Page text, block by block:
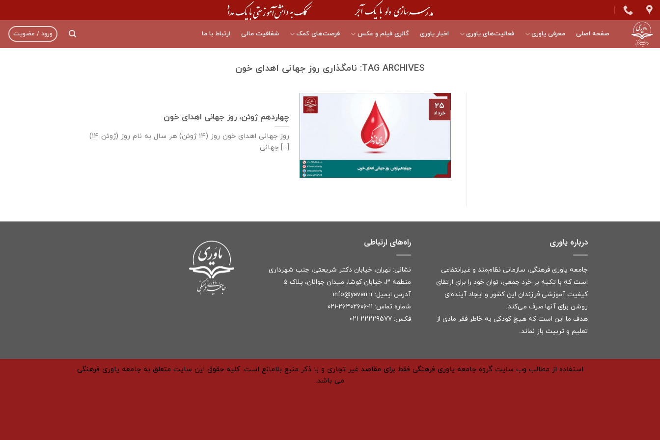
Skip
to
content
صفحه اصلی معرفی یاوری فعالیت‌های یاوری اخبار یاوری گالری فیلم و عکس فرصت‌های کمک شفافیت مالی ارتباط با ما ورود / عضویت
TAG ARCHIVES: نامگذاری روز جهانی اهدای خون
چهاردهم ژوئن، روز جهانی اهدای خون
(۱۴ ژوئن) روز جهانی اهدای خون روز (۱۴ ژوئن) هر سال به نام روز
جهانی [...]
۲۵
خرداد
درباره یاوری
جامعه یاوری فرهنگی، سازمانی نظام‌مند و غیرانتفاعی
است که با تکیه بر خرد جمعی، توان خود را برای ارتقای
کیفیت آموزشی فرزندان این کشور و ایجاد آینده‌ای
روشن برای آنها صرف می‌کند.
هدف ما این است که هیچ کودکی به خاطر فقر مادی از
تعلیم و تربیت باز نماند.
راه‌های ارتباطی
نشانی: تهران، خیابان دکتر شریعتی، جنب شهرداری
منطقه ۳، خیابان کوشا، میدان جوانان، پلاک ۵
آدرس ایمیل: info@yavari.ir
شماره تماس: ۱۱-۲۶۴۰۲۶۰۶-۰۲۱
فکس: ۲۲۲۲۹۵۷۷-۰۲۱
استفاده از مطالب وب سایت گروه جامعه یاوری فرهنگی فقط برای مقاصد غیر تجاری و با ذکر منبع بلامانع است. کلیه حقوق این سایت متعلق به جامعه یاوری فرهنگی
می باشد.